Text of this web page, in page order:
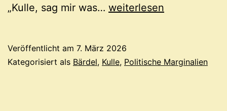
„Kulle, sag mir was… Völkerrecht
weiterlesen
Veröffentlicht am 7. März 2026
Kategorisiert als Bärdel, Kulle, Politische Marginalien